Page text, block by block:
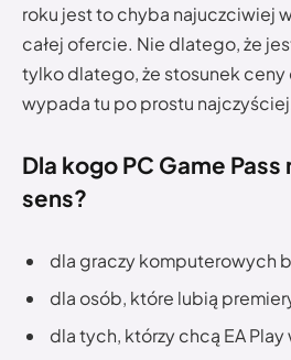
roku jest to chyba najuczciwiej
całej ofercie. Nie dlatego, że
tylko dlatego, że stosunek ceny
wypada tu po prostu
Dla kogo PC Game
sens?
dla graczy komputerowych
dla osób, które lubią
dla tych, którzy chcą EA